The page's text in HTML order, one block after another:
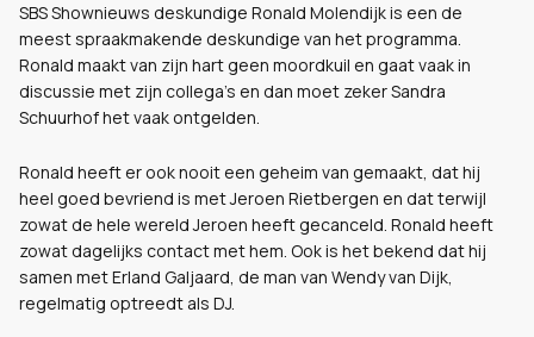
SBS Shownieuws deskundige Ronald Molendijk is een de
meest spraakmakende deskundige van het programma.
Ronald maakt van zijn hart geen moordkuil en gaat vaak in
discussie met zijn collega's en dan moet zeker Sandra
Schuurhof het vaak ontgelden.
Ronald heeft er ook nooit een geheim van gemaakt, dat hij
heel goed bevriend is met Jeroen Rietbergen en dat terwijl
zowat de hele wereld Jeroen heeft gecanceld. Ronald heeft
zowat dagelijks contact met hem. Ook is het bekend dat hij
samen met Erland Galjaard, de man van Wendy van Dijk,
regelmatig optreedt als DJ.